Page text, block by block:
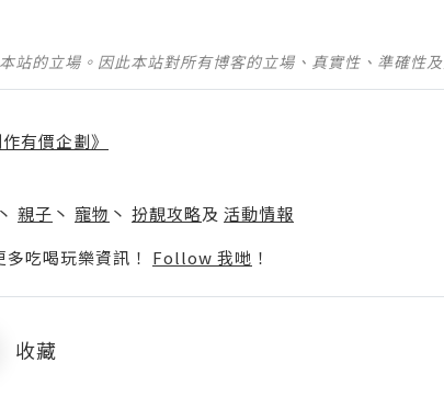
站的立場。因此本站對所有博客的立場、真實性、準確性
有價企劃》
丶 親子 丶 寵物 丶 扮靚攻略及 活動情報
吃喝玩樂資訊！ Follow 我哋 ！
收藏